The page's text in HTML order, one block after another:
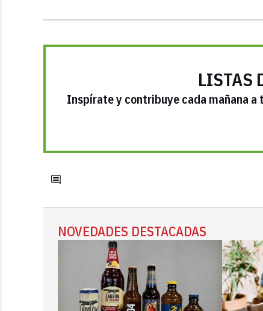
LISTAS
Inspírate y contribuye cada mañana
NOVEDADES DESTACADAS